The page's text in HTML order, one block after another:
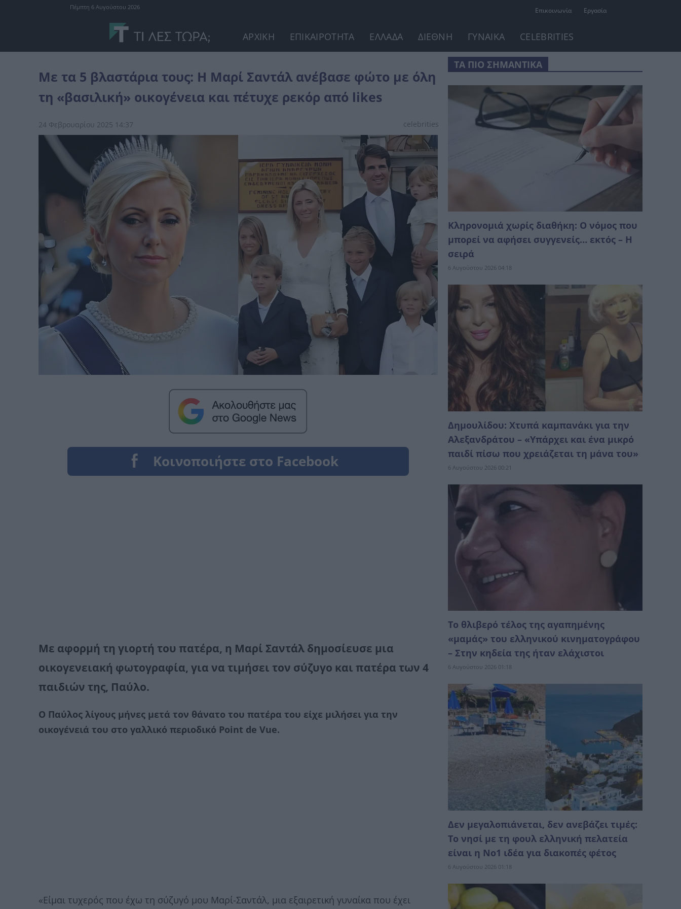
Επικοινωνία Εργασία
Πέμπτη 6 Αυγούστου 2026
ΑΡΧΙΚΗ ΕΠΙΚΑΙΡΟΤΗΤΑ ΕΛΛΑΔΑ ΔΙΕΘΝΗ ΓΥΝΑΙΚΑ CELEBRITIES
Με τα 5 βλαστάρια τους: Η Μαρί Σαντάλ ανέβασε φώτο με όλη
τη «βασιλική» οικογένεια και πέτυχε ρεκόρ από likes
24 Φεβρουαρίου 2025 14:37 celebrities
Με αφορμή τη γιορτή του πατέρα, η Μαρί Σαντάλ δημοσίευσε μια
οικογενειακή φωτογραφία, για να τιμήσει τον σύζυγο και πατέρα των 4
παιδιών της, Παύλο.
Ο Παύλος λίγους μήνες μετά τον θάνατο του πατέρα του είχε μιλήσει για την
οικογένειά του στο γαλλικό περιοδικό Point de Vue.
«Είμαι τυχερός που έχω τη σύζυγό μου Μαρί-Σαντάλ, μια εξαιρετική γυναίκα που έχει
ΤΑ ΠΙΟ ΣΗΜΑΝΤΙΚΑ
Κληρονομιά χωρίς διαθήκη: Ο νόμος που
μπορεί να αφήσει συγγενείς… εκτός – Η
σειρά
6 Αυγούστου 2026 04:18
Δημουλίδου: Χτυπά καμπανάκι για την
Αλεξανδράτου – «Υπάρχει και ένα μικρό
παιδί πίσω που χρειάζεται τη μάνα του»
6 Αυγούστου 2026 00:21
Το θλιβερό τέλος της αγαπημένης
«μαμάς» του ελληνικού κινηματογράφου
– Στην κηδεία της ήταν ελάχιστοι
6 Αυγούστου 2026 01:18
Δεν μεγαλοπιάνεται, δεν ανεβάζει τιμές:
Το νησί με τη φουλ ελληνική πελατεία
είναι η No1 ιδέα για διακοπές φέτος
6 Αυγούστου 2026 01:18